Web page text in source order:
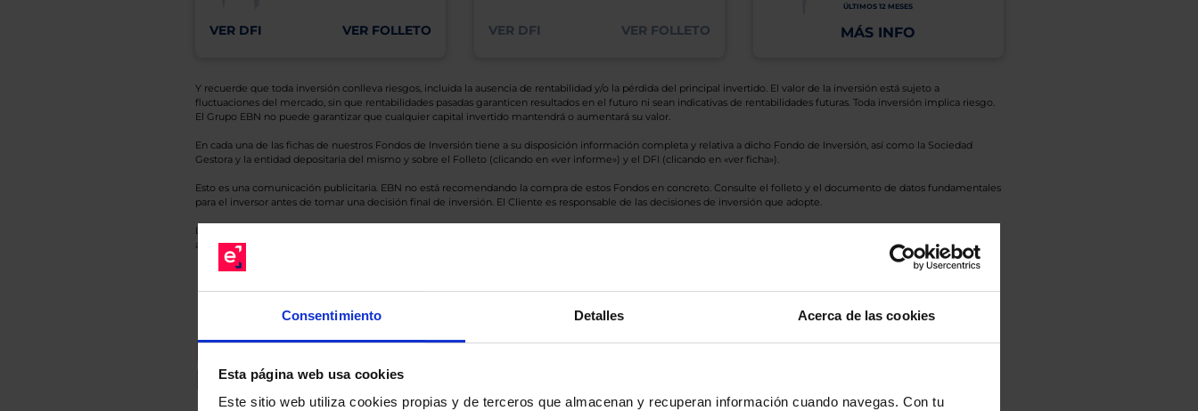
Consentimiento Detalles Acerca de las cookies
Esta página web usa cookies
Este sitio web utiliza cookies propias y de terceros que almacenan y recuperan información cuando navegas. Con tu
VER DFI VER FOLLETO VER DFI VER FOLLETO
ÚLTIMOS 12 MESES
MÁS INFO
Y recuerde que toda inversión conlleva riesgos, incluida la ausencia de rentabilidad y/o la pérdida del principal invertido. El valor de la inversión está sujeto a
fluctuaciones del mercado, sin que rentabilidades pasadas garanticen resultados en el futuro ni sean indicativas de rentabilidades futuras. Toda inversión implica riesgo.
El Grupo EBN no puede garantizar que cualquier capital invertido mantendrá o aumentará su valor.
En cada una de las fichas de nuestros Fondos de Inversión tiene a su disposición información completa y relativa a dicho Fondo de Inversión, así como la Sociedad
Gestora y la entidad depositaria del mismo y sobre el Folleto (clicando en «ver informe») y el DFI (clicando en «ver ficha»).
Esto es una comunicación publicitaria. EBN no está recomendando la compra de estos Fondos en concreto. Consulte el folleto y el documento de datos fundamentales
para el inversor antes de tomar una decisión final de inversión. El Cliente es responsable de las decisiones de inversión que adopte.
Los datos de rentabilidad mostrados hacen referencia a los Valores Liquidativos del Fondo al cierre de la última sesión, y se calculan de Valor Liquidativo de la sesión
anterior a Valor Liquidativo actual con reinversión de dividendos si el fondo es de reparto. Todas las rentabilidades mostradas están en la divisa Euro.
Recomendado.
Le hacemos un estudio gratuito de su cartera.